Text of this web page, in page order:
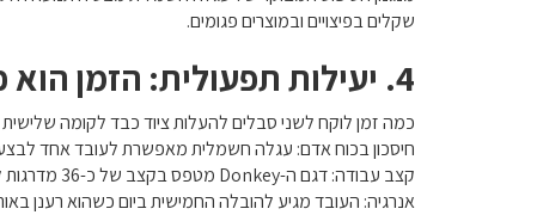
שקלים בפיצויים ובמוצרים פגומים.
4. יעילות תפעולית: הזמן הוא כסף
כמה זמן לוקח לשני סבלים להעלות ציוד כבד לקומה
חיסכון בכוח אדם: עגלה חשמלית מאפשרת לעובד אחד
קצב עבודה: דגם ה-Donkey מטפס בקצב של כ-36 מדרגות לדקה. המשמעות היא קיצור זמן השהייה אצל כל לקוח ב-30%-50%.
אנרגיה: העובד מגיע להובלה החמישית ביום כשהוא רענן